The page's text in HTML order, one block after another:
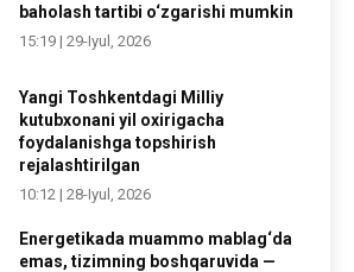
baholash tartibi o‘zgarishi mumkin
15:19 | 29-Iyul, 2026
Yangi Toshkentdagi Milliy
kutubxonani yil oxirigacha
foydalanishga topshirish
rejalashtirilgan
10:12 | 28-Iyul, 2026
Energetikada muammo mablag‘da
emas, tizimning boshqaruvida —